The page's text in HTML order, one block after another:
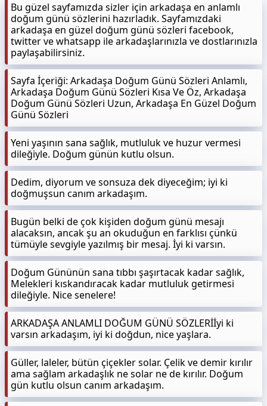
Bu güzel sayfamızda sizler için arkadaşa en anlamlı
doğum günü sözlerini hazırladık. Sayfamızdaki
arkadaşa en güzel doğum günü sözleri facebook,
twitter ve whatsapp ile arkadaşlarınızla ve dostlarınızla
paylaşabilirsiniz.
Sayfa İçeriği: Arkadaşa Doğum Günü Sözleri Anlamlı,
Arkadaşa Doğum Günü Sözleri Kısa Ve Öz, Arkadaşa
Doğum Günü Sözleri Uzun, Arkadaşa En Güzel Doğum
Günü Sözleri
Yeni yaşının sana sağlık, mutluluk ve huzur vermesi
dileğiyle. Doğum günün kutlu olsun.
Dedim, diyorum ve sonsuza dek diyeceğim; iyi ki
doğmuşsun canım arkadaşım.
Bugün belki de çok kişiden doğum günü mesajı
alacaksın, ancak şu an okuduğun en farklısı çünkü
tümüyle sevgiyle yazılmış bir mesaj. İyi ki varsın.
Doğum Gününün sana tıbbı şaşırtacak kadar sağlık,
Melekleri kıskandıracak kadar mutluluk getirmesi
dileğiyle. Nice senelere!
ARKADAŞA ANLAMLI DOĞUM GÜNÜ SÖZLERİİyi ki
varsın arkadaşım, iyi ki doğdun, nice yaşlara.
Güller, laleler, bütün çiçekler solar. Çelik ve demir kırılır
ama sağlam arkadaşlık ne solar ne de kırılır. Doğum
gün kutlu olsun canım arkadaşım.